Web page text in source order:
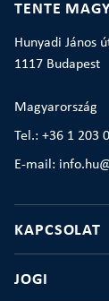
TENTE
Hunyadi János
1117 Budapest
Magyarország
Tel.: +36 1 203
E-mail:
KAPCSOLAT
JOGI